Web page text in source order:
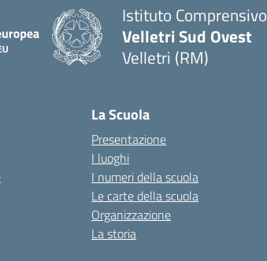
Istituto Comprensivo
Velletri Sud Ovest
Velletri (RM)
La Scuola
Presentazione
I luoghi
I numeri della scuola
Le carte della scuola
Organizzazione
La storia